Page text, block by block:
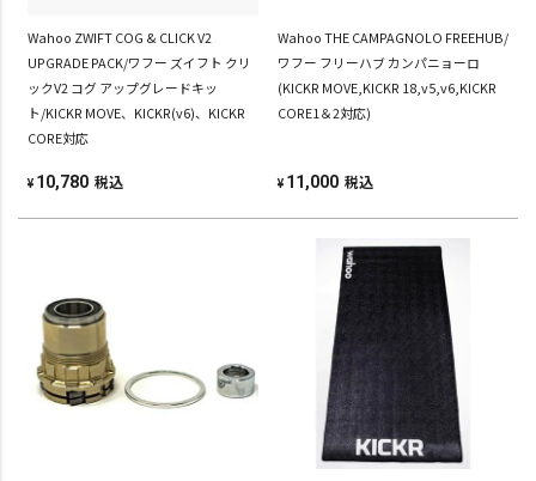
Wahoo ZWIFT COG & CLICK V2
UPGRADE PACK/ワフー ズイフト クリ
ックV2 コグ アップグレードキッ
ト/KICKR MOVE、KICKR(v6)、KICKR
CORE対応
¥ 10,780 税込
Wahoo THE CAMPAGNOLO FREEHUB/
ワフー フリーハブ カンパニョーロ
(KICKR MOVE,KICKR 18,v5,v6,KICKR
CORE1＆2対応)
¥ 11,000 税込